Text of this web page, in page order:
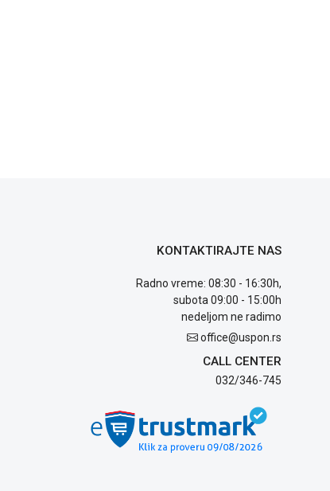
KONTAKTIRAJTE NAS
Radno vreme: 08:30 - 16:30h,
subota 09:00 - 15:00h
nedeljom ne radimo
office@uspon.rs
CALL CENTER
032/346-745